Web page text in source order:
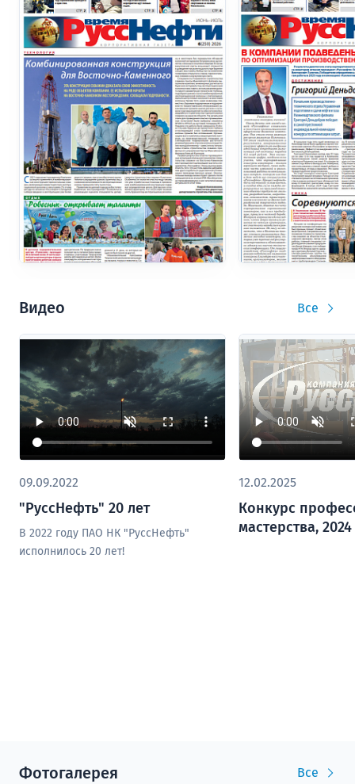
Видео Все
09.09.2022
"РуссНефть" 20 лет
В 2022 году ПАО НК "РуссНефть"
исполнилось 20 лет!
12.02.2025
Конкурс
мастерства, 2024
Фотогалерея Все